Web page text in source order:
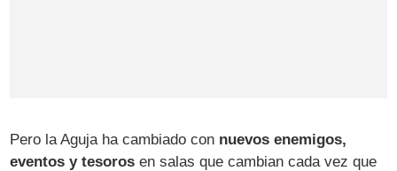
Pero la Aguja ha cambiado con nuevos enemigos,
eventos y tesoros en salas que cambian cada vez que